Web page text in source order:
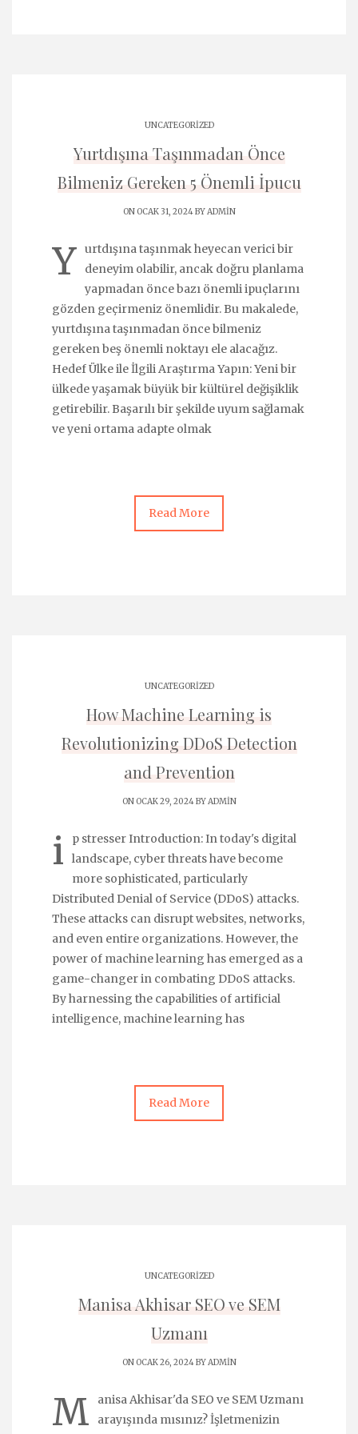
UNCATEGORIZED
Yurtdışına Taşınmadan Önce
Bilmeniz Gereken 5 Önemli İpucu
ON OCAK 31, 2024 BYADMIN
Y urtdışına taşınmak heyecan verici bir
deneyim olabilir, ancak doğru planlama
yapmadan önce bazı önemli ipuçlarını
gözden geçirmeniz önemlidir. Bu makalede,
yurtdışına taşınmadan önce bilmeniz
gereken beş önemli noktayı ele alacağız.
Hedef Ülke ile İlgili Araştırma Yapın: Yeni bir
ülkede yaşamak büyük bir kültürel değişiklik
getirebilir. Başarılı bir şekilde uyum sağlamak
ve yeni ortama adapte olmak
Read More
UNCATEGORIZED
How Machine Learning is
Revolutionizing DDoS Detection
and Prevention
ON OCAK 29, 2024 BYADMIN
i
p stresser Introduction: In today's digital
landscape, cyber threats have become
more sophisticated, particularly
Distributed Denial of Service (DDoS) attacks.
These attacks can disrupt websites, networks,
and even entire organizations. However, the
power of machine learning has emerged as a
game-changer in combating DDoS attacks.
By harnessing the capabilities of artificial
intelligence, machine learning has
Read More
UNCATEGORIZED
Manisa Akhisar SEO ve SEM
Uzmanı
ON OCAK 26, 2024 BYADMIN
M
anisa Akhisar'da SEO ve SEM Uzmanı
arayışında mısınız? İşletmenizin